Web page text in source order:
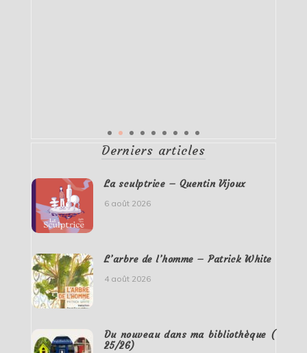
Derniers articles
La sculptrice – Quentin Vijoux
6 août 2026
L’arbre de l’homme – Patrick White
4 août 2026
Du nouveau dans ma bibliothèque (
25/26)